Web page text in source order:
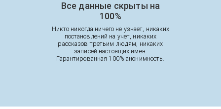
Все данные скрыты на
100%
Никто никогда ничего не узнает, никаких
постановлений на учет, никаких
рассказов третьим людям, никаких
записей настоящих имен.
Гарантированная 100% анонимность.